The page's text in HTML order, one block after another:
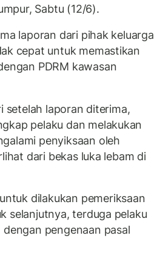
Sabtu (12/6).
laporan dari pihak keluarga
cepat untuk memastikan
PDRM kawasan
setelah laporan diterima,
pelaku dan melakukan
penyiksaan oleh
dari bekas luka lebam di
dilakukan pemeriksaan
selanjutnya, terduga pelaku
pengenaan pasal